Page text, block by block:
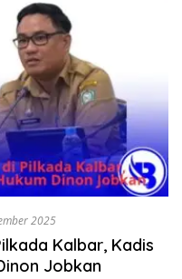
2025
Kalbar, Kadis
Jobkan